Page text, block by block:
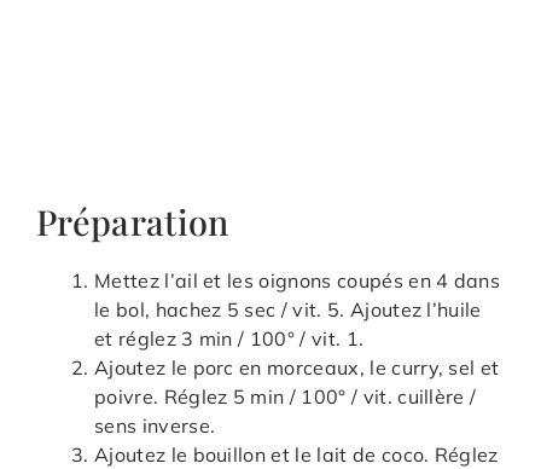
Préparation
Mettez l’ail et les oignons coupés en 4 dans
le bol, hachez 5 sec / vit. 5. Ajoutez l’huile
et réglez 3 min / 100° / vit. 1.
Ajoutez le porc en morceaux, le curry, sel et
poivre. Réglez 5 min / 100° / vit. cuillère /
sens inverse.
Ajoutez le bouillon et le lait de coco. Réglez